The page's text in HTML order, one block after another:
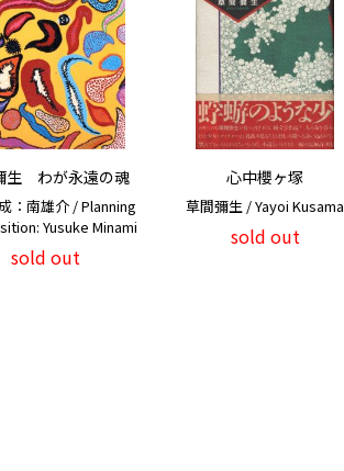
生 わが永遠の魂
：南雄介 / Planning
Yusuke Minami
sold out
心中櫻ヶ塚
草間彌生 / Yayoi Kusama
sold out